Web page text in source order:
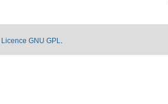
Licence GNU GPL